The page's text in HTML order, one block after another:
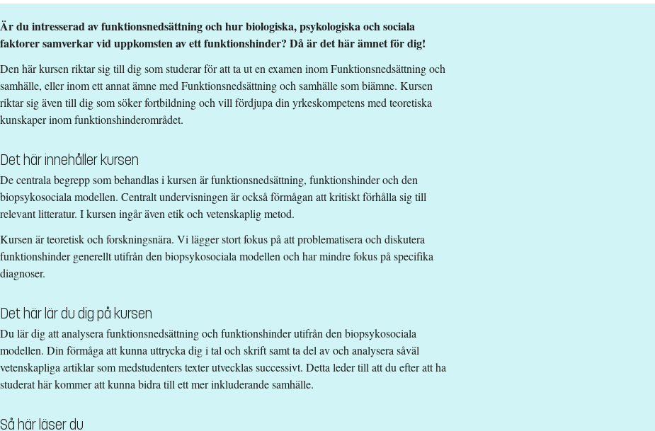
Ort:Ortsoberoende
Studietakt:Halvfart
Nivå:Grundnivå
Studieform :Distans
Undervisningstid: Dagtid
Antal obligatoriska tillfällen:0
Undervisningsspråk:Svenska
Antal platser :40
Särskilda förkunskapskrav
Urval
Studieavgift
85500 kr - OBS! Gäller bara studenter utanför EU/EES och Schweiz.
Har du frågor om kursen, kontakta oss.
carl.lofstrand@liu.se
Är du intresserad av funktionsnedsättning och hur biologiska, psykologiska och sociala
faktorer samverkar vid uppkomsten av ett funktionshinder? Då är det här ämnet för dig!
Den här kursen riktar sig till dig som studerar för att ta ut en examen inom Funktionsnedsättning och
samhälle, eller inom ett annat ämne med Funktionsnedsättning och samhälle som biämne. Kursen
riktar sig även till dig som söker fortbildning och vill fördjupa din yrkeskompetens med teoretiska
kunskaper inom funktionshinderområdet.
Det här innehåller kursen
De centrala begrepp som behandlas i kursen är funktionsnedsättning, funktionshinder och den
biopsykosociala modellen. Centralt undervisningen är också förmågan att kritiskt förhålla sig till
relevant litteratur. I kursen ingår även etik och vetenskaplig metod.
Kursen är teoretisk och forskningsnära. Vi lägger stort fokus på att problematisera och diskutera
funktionshinder generellt utifrån den biopsykosociala modellen och har mindre fokus på specifika
diagnoser.
Det här lär du dig på kursen
Du lär dig att analysera funktionsnedsättning och funktionshinder utifrån den biopsykosociala
modellen. Din förmåga att kunna uttrycka dig i tal och skrift samt ta del av och analysera såväl
vetenskapliga artiklar som medstudenters texter utvecklas successivt. Detta leder till att du efter att ha
studerat här kommer att kunna bidra till ett mer inkluderande samhälle.
Så här läser du